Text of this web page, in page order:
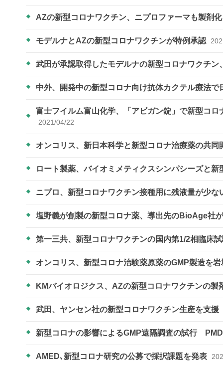
AZの新型コロナワクチン、ニプロファーマも製剤
モデルナとAZの新型コロナワクチンが特例承認
武田が承認取得したモデルナの新型コロナワクチ
中外、開発中の新型コロナ向け抗体カクテル療法
富士フイルム富山化学、「アビガン錠」で新型コ
2021/04/22
オンコリス、新日本科学と新型コロナ治療薬の共同
ロート製薬、バイオミメティクスシンパシーズと
ニプロ、新型コロナワクチン接種用に残液量が少
塩野義が創製の新型コロナ薬、導出先のBioAge社
第一三共、新型コロナワクチンの国内第1/2相臨床
オンコリス、新型コロナ治験薬原薬のGMP製造を
KMバイオロジクス、AZの新型コロナワクチンの製
武田、ヤンセン社の新型コロナワクチン生産を支
新型コロナの影響によるGMP遠隔調査の試行
AMED､新型コロナ研究の公募で採択課題を発表